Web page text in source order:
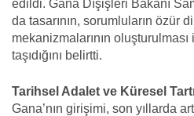
edildi. Gana Dışişleri Bakanı
da tasarının, sorumluların özür
mekanizmalarının
taşıdığını belirtti.
Tarihsel Adalet ve Küresel
Gana’nın girişimi, son yıllarda